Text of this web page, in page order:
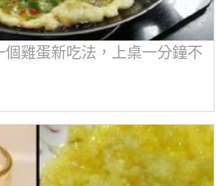
雞蛋新吃法，上桌一分鐘不